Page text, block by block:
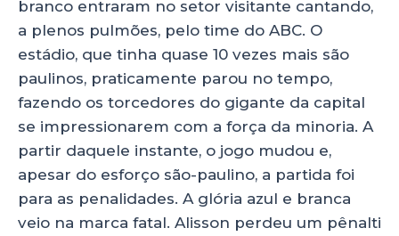
branco entraram no setor visitante cantando,
a plenos pulmões, pelo time do ABC. O
estádio, que tinha quase 10 vezes mais são
paulinos, praticamente parou no tempo,
fazendo os torcedores do gigante da capital
se impressionarem com a força da minoria. A
partir daquele instante, o jogo mudou e,
apesar do esforço são-paulino, a partida foi
para as penalidades. A glória azul e branca
veio na marca fatal. Alisson perdeu um pênalti